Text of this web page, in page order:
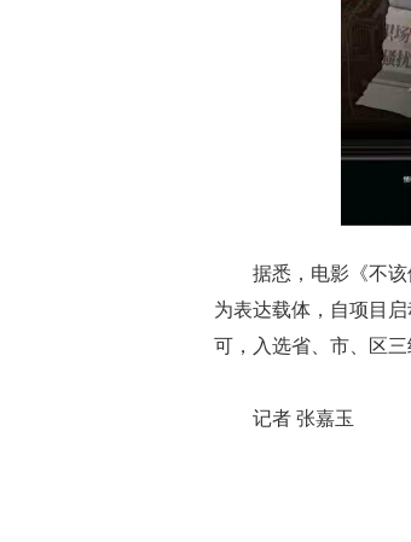
据悉，电影《不
为表达载体，自项目
可，入选省、市、区三
记者 张嘉玉